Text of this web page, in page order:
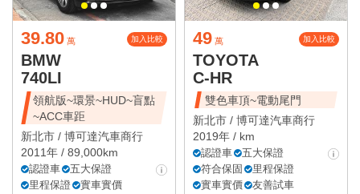
39.80 萬 加入比較
BMW
740LI
領航版~環景~HUD~盲點
~ACC車距
新北市 / 博可達汽車商行
2011年 / 89,000km
認證車
五大保證
里程保證
實車實價
49 萬 加入比較
TOYOTA
C-HR
雙色車頂~電動尾門
新北市 / 博可達汽車商行
2019年 / km
認證車
五大保證
符合保固
里程保證
實車實價
友善試車